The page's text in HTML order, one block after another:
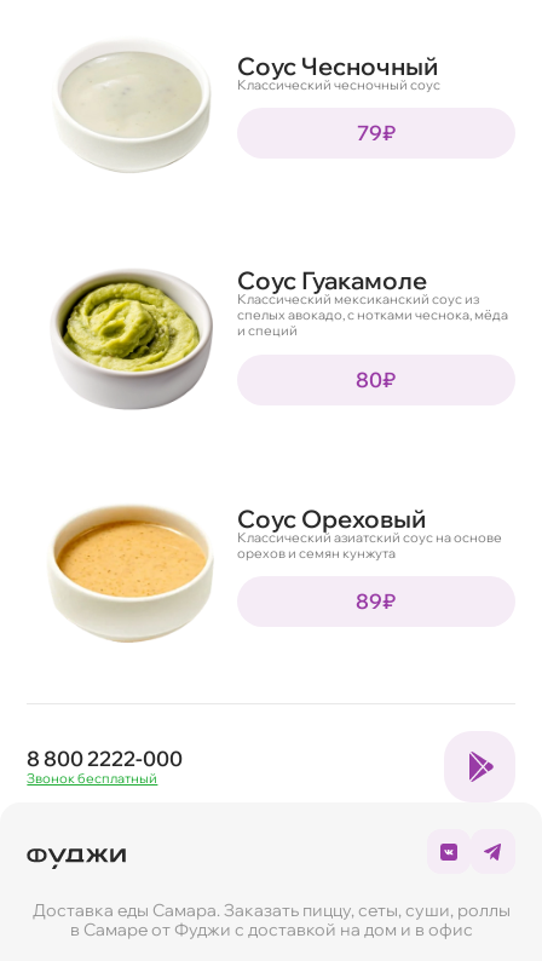
Соус Чесночный
Классический чесночный соус
79₽
Соус Гуакамоле
Классический мексиканский соус из
спелых авокадо, с нотками чеснока, мёда
и специй
80₽
Соус Ореховый
Классический азиатский соус на основе
орехов и семян кунжута
89₽
Выберите свой город
8 800 2222-000
Звонок бесплатный
Доставка еды Самара. Заказать пиццу, сеты, суши, роллы
в Самаре от Фуджи с доставкой на дом и в офис